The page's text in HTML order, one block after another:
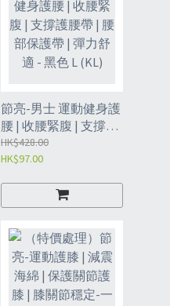
節亮-男士 運動健身護
腰 | 收腰緊腹 | 支撐護
腰帶 | 腰部保護帶 | 彈
力舒適 - 黑色 L (KL)
HK$428.00
HK$97.00